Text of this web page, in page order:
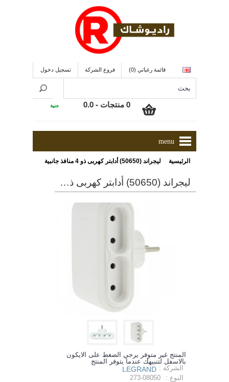
قائمة رغباتي (0) فروع الشركة تسجيل دخول
0 منتجات - 0.0 جنية
menu
الرئيسية ليجراند (50650) أدابتر كهربى ذو 4 منافذ جانبية
ليجراند (50650) أدابتر كهربى ذو 4 منافذ جانبية
المنتج غير متوفر يرجي الضغط على الايكون
بالاسفل لتنبيهك عندما يتوفر المنتج
الشركة : LEGRAND
النوع :
273-08050